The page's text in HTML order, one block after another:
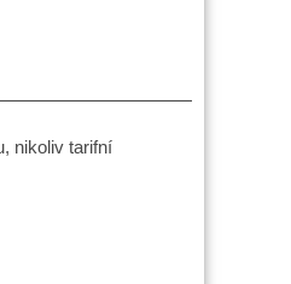
nikoliv tarifní